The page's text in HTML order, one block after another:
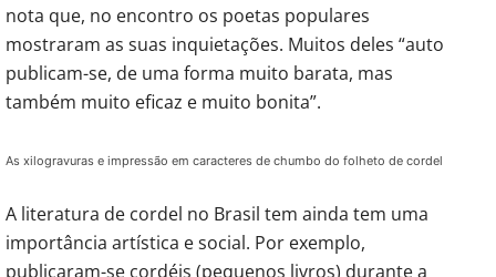
nota que, no encontro os poetas populares
mostraram as suas inquietações. Muitos deles “auto
publicam-se, de uma forma muito barata, mas
também muito eficaz e muito bonita”.
As xilogravuras e impressão em caracteres de chumbo do folheto de cordel
A literatura de cordel no Brasil tem ainda tem uma
importância artística e social. Por exemplo,
publicaram-se cordéis (pequenos livros) durante a